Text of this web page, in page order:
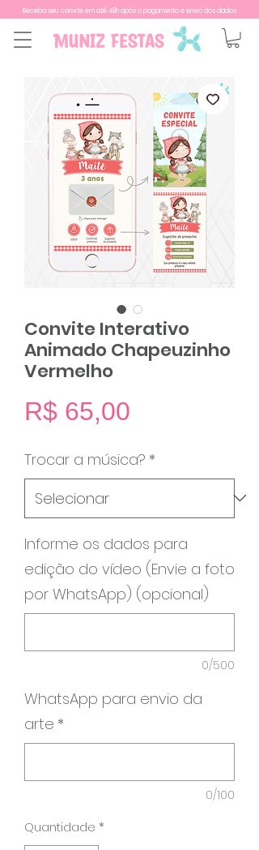
Receba seu convite em até 48h após o pagamento e envio dos dados
Convite Interativo
Animado Chapeuzinho
Vermelho
R$ 65,00
Trocar a música? *
Informe os dados para
edição do vídeo (Envie a foto
por WhatsApp) (opcional)
0/500
WhatsApp para envio da
arte *
0/100
Quantidade *